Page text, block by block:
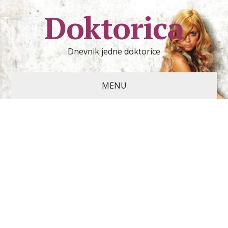
Doktorica
Dnevnik jedne doktorice
MENU